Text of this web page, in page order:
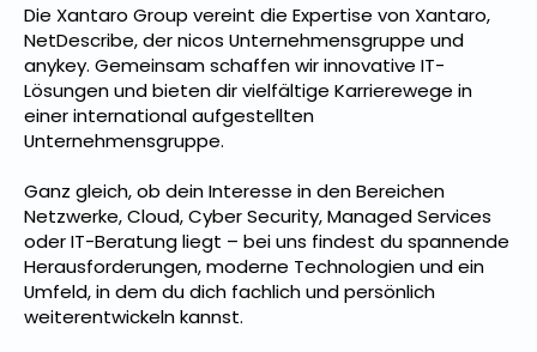
Die Xantaro Group vereint die Expertise von Xantaro,
NetDescribe, der nicos Unternehmensgruppe und
anykey. Gemeinsam schaffen wir innovative IT-
Lösungen und bieten dir vielfältige Karrierewege in
einer international aufgestellten
Unternehmensgruppe.
Ganz gleich, ob dein Interesse in den Bereichen
Netzwerke, Cloud, Cyber Security, Managed Services
oder IT-Beratung liegt – bei uns findest du spannende
Herausforderungen, moderne Technologien und ein
Umfeld, in dem du dich fachlich und persönlich
weiterentwickeln kannst.